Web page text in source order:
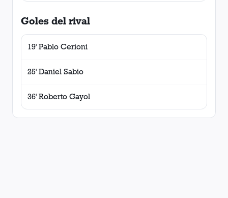
Goles del rival
19' Pablo Cerioni
25' Daniel Sabio
36' Roberto Gayol